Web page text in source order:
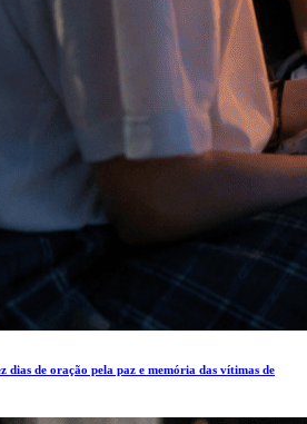
de oração pela paz e memória das vítimas de